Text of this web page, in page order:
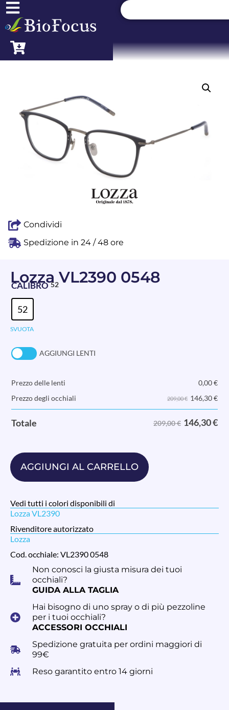
Condividi
Spedizione in 24 / 48 ore
Lozza VL2390 0548
CALIBRO 52
52
SVUOTA
AGGIUNGI LENTI
Prezzo delle lenti 0,00€
Prezzo degli occhiali
209,00 € 146,30€
Totale 209,00 € 146,30€
AGGIUNGI AL CARRELLO
Vedi tutti i colori disponibili di
Lozza VL2390
Rivenditore autorizzato
Lozza
Cod. occhiale: VL2390 0548
Non conosci la giusta misura dei tuoi
occhiali?
GUIDA ALLA TAGLIA
Hai bisogno di uno spray o di più pezzoline
per i tuoi occhiali?
ACCESSORI OCCHIALI
Spedizione gratuita per ordini maggiori di
99€
Reso garantito entro 14 giorni